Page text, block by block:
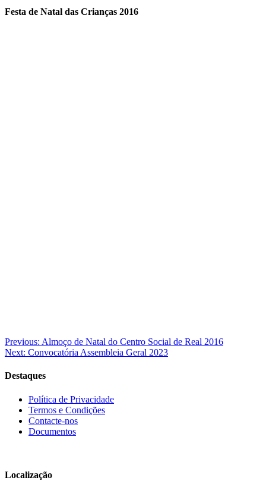
Festa de Natal das Crianças 2016
Navegação
de
artigos
Previous: Almoço de Natal do Centro Social de Real 2016
Next: Convocatória Assembleia Geral 2023
Destaques
Política de Privacidade
Termos e Condições
Contacte-nos
Documentos
Localização